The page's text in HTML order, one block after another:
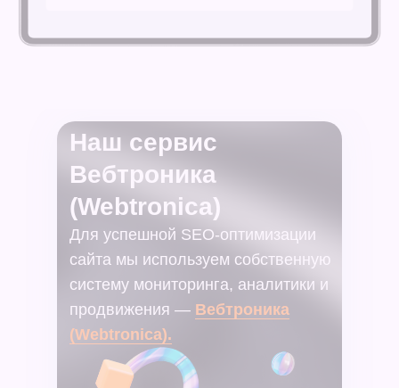
Наш сервис
Вебтроника
(Webtronica)
Для успешной SEO-оптимизации
сайта мы используем собственную
систему мониторинга, аналитики и
продвижения — Вебтроника
(Webtronica).